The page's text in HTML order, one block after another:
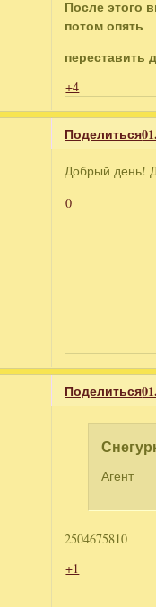
После этого
потом опять
переставить
+4
Поделиться
Добрый день!
0
Поделиться
Агент
2504675810
+1